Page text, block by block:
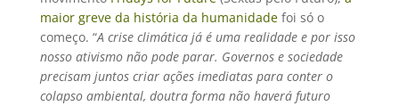
maior greve da história da humanidadefoi só o
começo. “A crise climática já é uma realidade e por isso
nosso ativismo não pode parar. Governos e sociedade
precisam juntos criar ações imediatas para conter o
colapso ambiental, doutra forma não haverá futuro